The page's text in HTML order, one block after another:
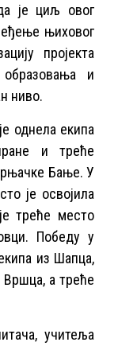
је циљ овог
њиховог
пројекта
образовања и
ниво.
однела екипа
и треће
Бање. У
је освојила
треће место
Победу у
из Шапца,
Вршца, а треће
учитеља